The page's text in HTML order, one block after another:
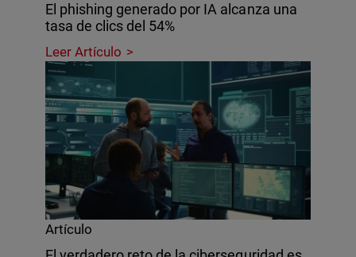
El phishing generado por IA alcanza una
tasa de clics del 54%
Leer Artículo
Artículo